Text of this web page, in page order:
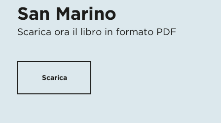
San Marino
Scarica ora il libro in formato PDF
Scarica